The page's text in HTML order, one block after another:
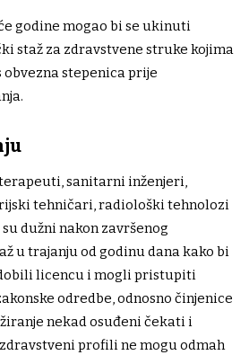
godine mogao bi se ukinuti
staž za zdravstvene struke kojima
obvezna stepenica prije
sanitarni inženjeri,
tehničari, radiološki tehnolozi
dužni nakon završenog
u trajanju od godinu dana kako bi
licencu i mogli pristupiti
odredbe, odnosno činjenice
nekad osuđeni čekati i
profili ne mogu odmah